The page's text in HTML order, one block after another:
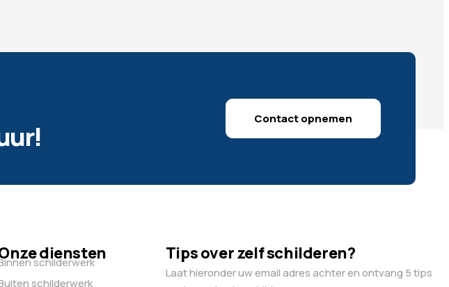
Contact opnemen
diensten
schilderwerk
schilderwerk
Tips over zelf schilderen?
Laat hieronder uw email adres achter en ontvang 5 tips